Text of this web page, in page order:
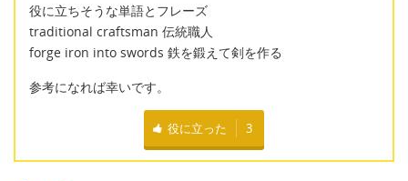
役に立ちそうな単語とフレーズ
traditional craftsman 伝統職人
forge iron into swords 鉄を鍛えて剣を作る
参考になれば幸いです。
役に立った 3